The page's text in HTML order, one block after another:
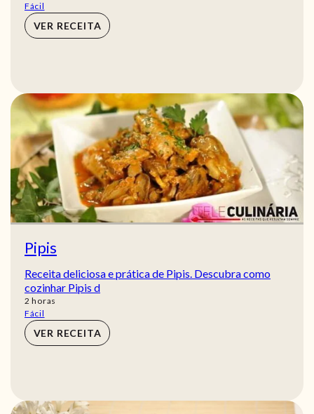
Fácil
VER RECEITA
Pipis
Receita deliciosa e prática de Pipis. Descubra como
cozinhar Pipis d
2 horas
horas
Fácil
VER RECEITA